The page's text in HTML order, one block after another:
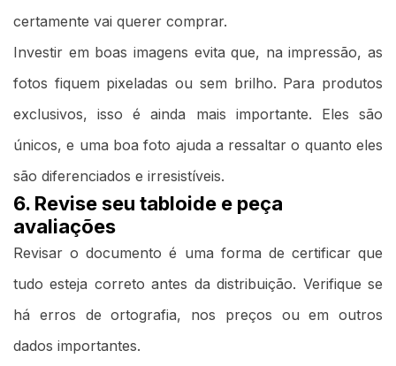
certamente vai querer comprar.
Investir em boas imagens evita que, na impressão, as
fotos fiquem pixeladas ou sem brilho. Para produtos
exclusivos, isso é ainda mais importante. Eles são
únicos, e uma boa foto ajuda a ressaltar o quanto eles
são diferenciados e irresistíveis.
6. Revise seu tabloide e peça
avaliações
Revisar o documento é uma forma de certificar que
tudo esteja correto antes da distribuição. Verifique se
há erros de ortografia, nos preços ou em outros
dados importantes.